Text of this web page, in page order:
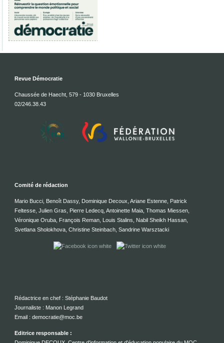
Revue Démocratie
Chaussée de Haecht, 579 - 1030 Bruxelles
02/246.38.43
Comité de rédaction
Mario Bucci, Benoît Dassy, Dominique Decoux, Ariane Estenne, Patrick
Feltesse, Julien Gras, Pierre Ledecq, Antoinette Maia, Thomas Miessen,
Véronique Oruba, François Reman, Louis Stalins, Nabil Sheikh Hassan,
Svetlana Sholokhova, Christine Steinbach, Sandrine Warsztacki
Rédactrice en chef : Stéphanie Baudot
Journaliste : Manon Legrand
Email : democratie@moc.be
Editrice responsable :